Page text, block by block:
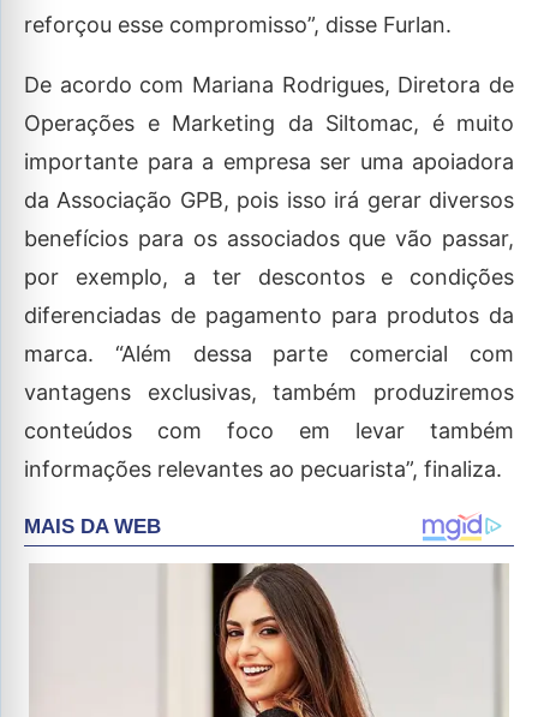
reforçou esse compromisso”, disse Furlan.
De acordo com Mariana Rodrigues, Diretora de
Operações e Marketing da Siltomac, é muito
importante para a empresa ser uma apoiadora
da Associação GPB, pois isso irá gerar diversos
benefícios para os associados que vão passar,
por exemplo, a ter descontos e condições
diferenciadas de pagamento para produtos da
marca. “Além dessa parte comercial com
vantagens exclusivas, também produziremos
conteúdos com foco em levar também
informações relevantes ao pecuarista”, finaliza.